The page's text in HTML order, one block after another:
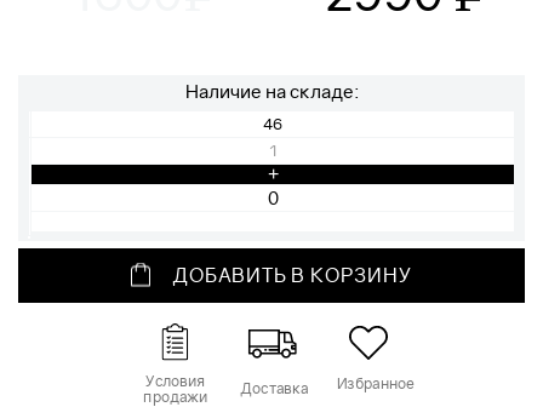
Наличие на складе:
46
1
+
ДОБАВИТЬ В КОРЗИНУ
Условия
продажи Доставка Избранное